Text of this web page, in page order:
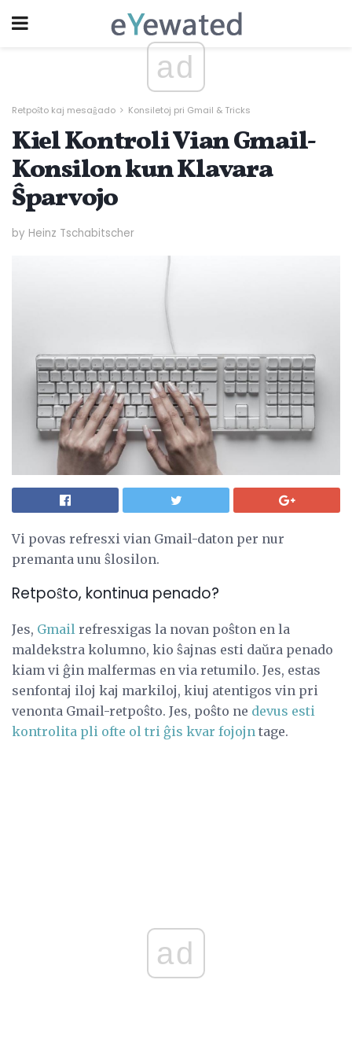
ad
Retpoŝto kaj mesaĝado Konsiletoj pri Gmail & Tricks
Kiel Kontroli Vian Gmail-
Konsilon kun Klavara
Ŝparvojo
by Heinz Tschabitscher
Vi povas refresxi vian Gmail-daton per nur
premanta unu ŝlosilon.
Retpoŝto, kontinua penado?
Jes, Gmail refresxigas la novan poŝton en la
maldekstra kolumno, kio ŝajnas esti daŭra penado
kiam vi ĝin malfermas en via retumilo. Jes, estas
senfontaj iloj kaj markiloj, kiuj atentigos vin pri
venonta Gmail-retpoŝto. Jes, poŝto ne devus esti
kontrolita pli ofte ol tri ĝis kvar fojojn tage.
ad